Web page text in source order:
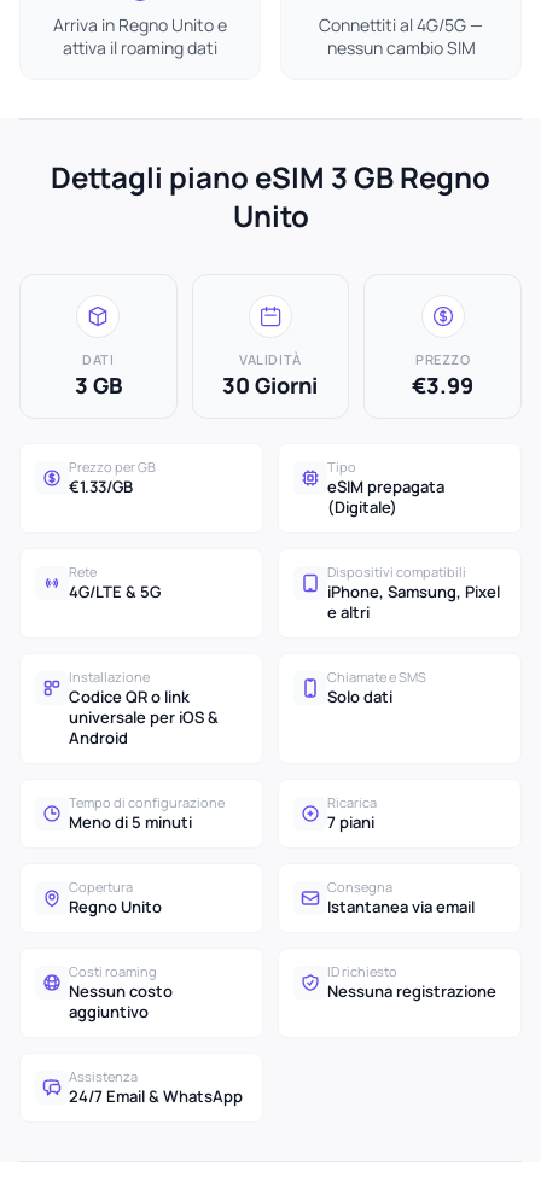
Arriva in Regno Unito e
attiva il roaming dati
Connettiti al 4G/5G —
nessun cambio SIM
Dettagli piano eSIM 3 GB Regno
Unito
DATI
3 GB
VALIDITÀ
30 Giorni
PREZZO
€3.99
Prezzo per GB
€1.33/GB
Tipo
eSIM prepagata
(Digitale)
Rete
4G/LTE & 5G
Dispositivi compatibili
iPhone, Samsung, Pixel
e altri
Installazione
Codice QR o link
universale per iOS &
Android
Chiamate e SMS
Solo dati
Tempo di configurazione
Meno di 5 minuti
Ricarica
7 piani
Copertura
Regno Unito
Consegna
Istantanea via email
Costi roaming
Nessun costo
aggiuntivo
ID richiesto
Nessuna registrazione
Assistenza
24/7 Email & WhatsApp